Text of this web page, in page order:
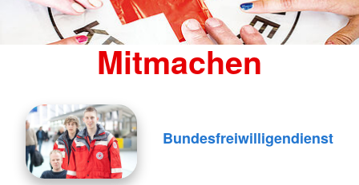
Mitmachen
Bundesfreiwilligendienst